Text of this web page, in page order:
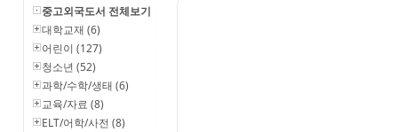
중고외국도서 전체보기
대학교재 (6)
어린이 (127)
청소년 (52)
과학/수학/생태 (6)
교육/자료 (8)
ELT/어학/사전 (8)